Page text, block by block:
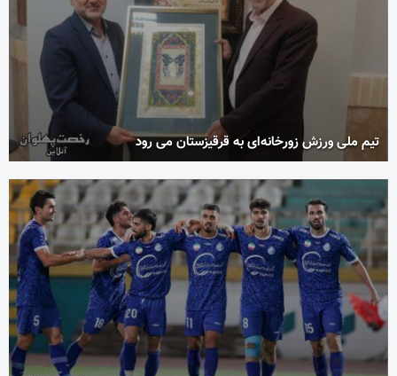
تیم ملی ورزش زورخانه‌ای به قرقیزستان می رود